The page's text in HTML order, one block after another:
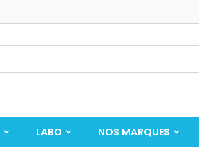
LABO NOS MARQUES